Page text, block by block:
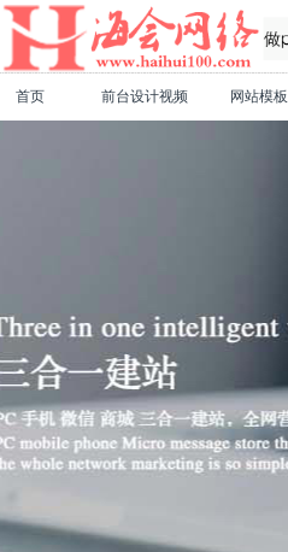
首页 前台设计视频 网站模板